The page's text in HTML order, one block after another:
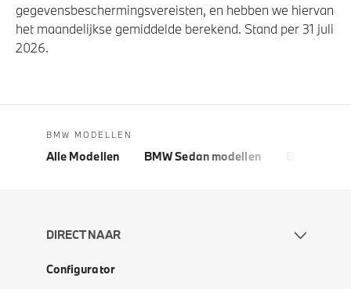
gegevensbeschermingsvereisten, en hebben we hiervan
het maandelijkse gemiddelde berekend. Stand per 31 juli
2026.
BMW MODELLEN
Alle Modellen BMW Sedan modellen
DIRECT NAAR
Configurator